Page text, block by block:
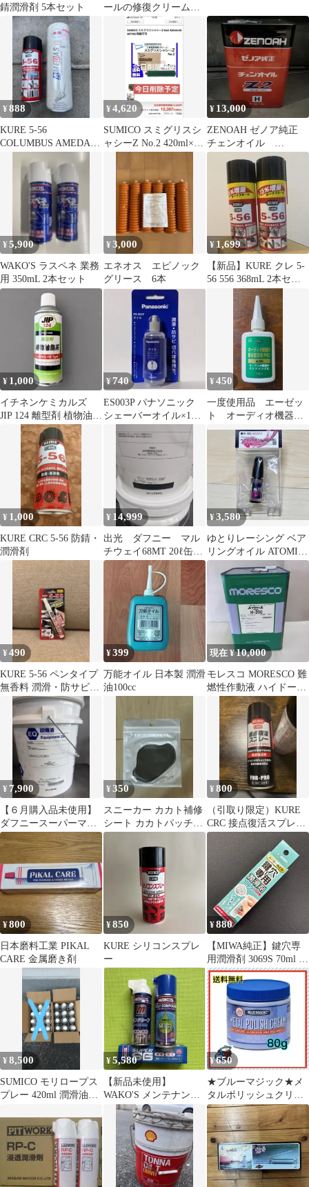
錆潤滑剤 5本セット
ールの修復クリーム
¥888
KURE 5-56
COLUMBUS AMEDAS
¥4,620
SUMICO スミグリスシ
ャシーZ No.2 420ml×20
¥ 13,000
ZENOAH ゼノア純正
チェンオイル
Z2（H） オールシーズ
ン 18L
¥5,900
WAKO'S ラスペネ 業務
用 350mL 2本セット
¥3,000
エネオス エピノック
グリース 6本
¥ 1,699
【新品】KURE クレ 5-
56 556 368mL 2本セッ
ト まとめ売り
¥ 1,000
イチネンケミカルズ
JIP 124 離型剤 植物油脂
系 スプレー
¥740
ES003P パナソニック
シェーバーオイル×1点
¥450
一度使用品 エーゼッ
ト オーディオ機器用
接点復活剤PRO
¥ 1,000
KURE CRC 5-56 防錆・
潤滑剤
¥ 14,999
出光 ダフニー マル
チウェイ68MT 20ℓ缶
摺動面 潤滑油 未開
封 未使用
¥3,580
ゆとりレーシング ベア
リングオイル ATOMIC
アトミック
¥490
KURE 5-56 ペンタイプ
無香料 潤滑・防サビ
(防錆)・清浄・防湿
¥399
万能オイル 日本製 潤滑
油100cc
現在 ¥10,000
モレスコ MORESCO 難
燃性作動液 ハイドール
H-200 18L ③
¥ 7,900
【６月購入品未使用】
ダフニースーパーマル
チオイル 32 20L
¥350
スニーカー カカト補修
シート カカトパッチ
ブラック B
¥800
（引取り限定）KURE
CRC 接点復活スプレー
No.1424
¥800
日本磨料工業 PIKAL
CARE 金属磨き剤
¥850
KURE シリコンスプレ
ー
¥880
【MIWA純正】鍵穴専
用潤滑剤 3069S 70ml ス
プレー式 速乾タイプ
¥8,500
SUMICO モリロープス
プレー 420ml 潤滑油
¥5,580
【新品未使用】
WAKO'S メンテナンス
ケミカル セット
¥650
★ブルーマジック★メ
タルポリッシュクリー
ム 80g